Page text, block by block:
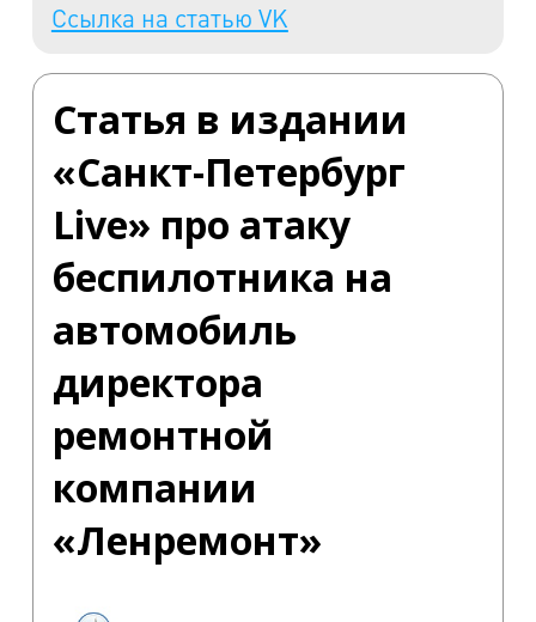
Ссылка на статью VK
Статья в издании
«Санкт-Петербург
Live» про атаку
беспилотника на
автомобиль
директора
ремонтной
компании
«Ленремонт»